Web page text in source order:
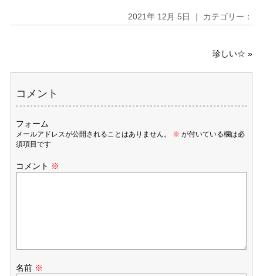
2021年 12月 5日 ｜ カテゴリー：
珍しい☆ »
コメント
フォーム
メールアドレスが公開されることはありません。 ※ が付いている欄は必
須項目です
コメント ※
名前 ※